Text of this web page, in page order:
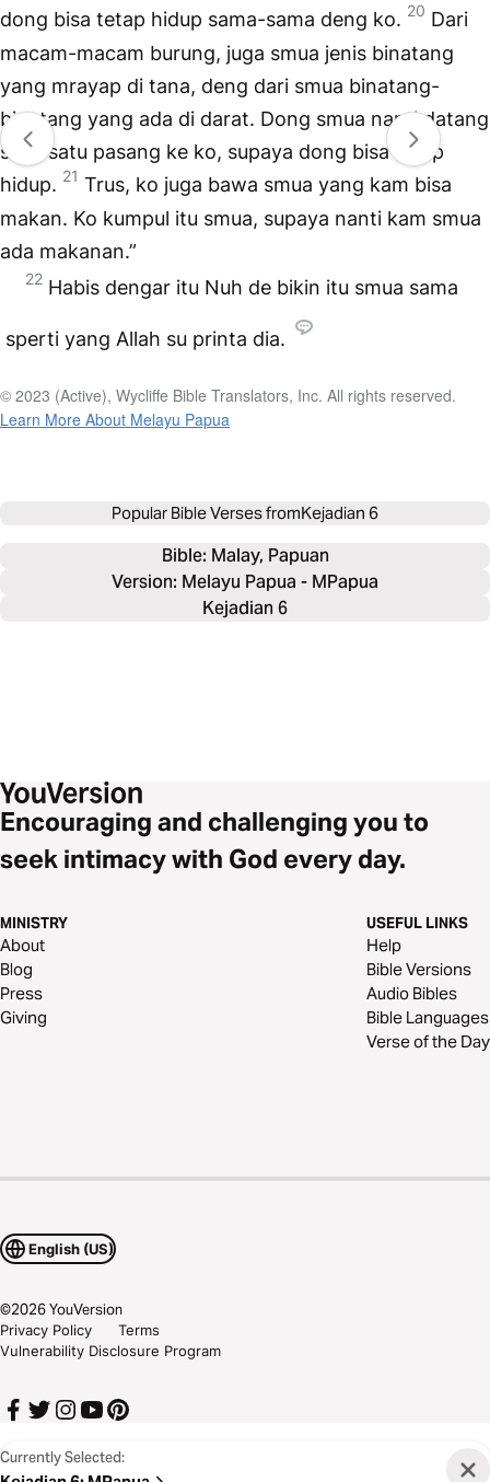
dong bisa tetap hidup sama-sama deng ko. 20 Dari
macam-macam burung, juga smua jenis binatang
yang mrayap di tana, deng dari smua binatang-
binatang yang ada di darat. Dong smua nanti datang
satu-satu pasang ke ko, supaya dong bisa tetap
hidup. 21 Trus, ko juga bawa smua yang kam bisa
makan. Ko kumpul itu smua, supaya nanti kam smua
ada makanan.”
22 Habis dengar itu Nuh de bikin itu smua sama
sperti yang Allah su printa dia.
Currently Selected:
© 2023 (Active), Wycliffe Bible Translators, Inc. All rights reserved.
Learn More About Melayu Papua
Popular Bible Verses fromKejadian 6
Bible: Malay, Papuan
Version: Melayu Papua - MPapua
Kejadian 6
Encouraging and challenging you to
seek intimacy with God every day.
MINISTRY
About
Blog
Press
Giving
USEFUL LINKS
Help
Bible Versions
Audio Bibles
Bible Languages
Verse of the Day
English (US)
©2026YouVersion
Privacy Policy
Terms
Vulnerability Disclosure Program